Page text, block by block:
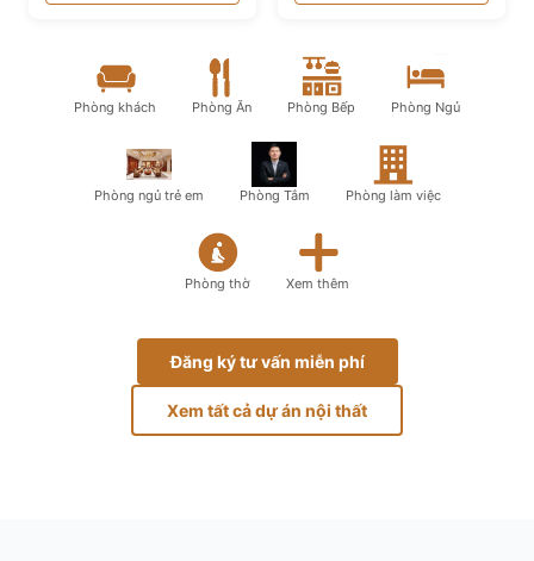
Phòng khách Phòng Ăn Phòng Bếp Phòng Ngủ
Phòng ngủ trẻ em Phòng Tắm Phòng làm việc
Phòng thờ Xem thêm
Đăng ký tư vấn miễn phí
Xem tất cả dự án nội thất